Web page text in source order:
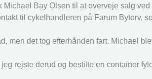
Bay Olsen til at overveje salg
til cykelhandleren på Farum Bytorv,
men det tog efterhånden fart. Michael
rejste derud og bestilte en container